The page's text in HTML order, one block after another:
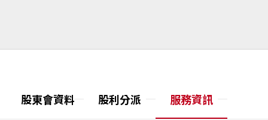
股東會資料 股利分派 服務資訊